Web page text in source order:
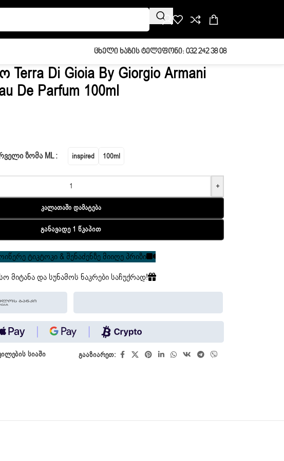
Ცხელი Ხაზის Ტელეფონი: 032 242 38 08
Terra Di Gioia By Giorgio Armani
De Parfum 100ml
ᲖᲝᲛᲐ ML inspired 100ml
+
Კალათაში Დამატება
Განავადე 1 Წკაპით
ტიკტოკი & შენაძენზე მიიღე პრიზი
მიტანა და სუნამოს ნაკრები საჩუქრად!
სიაში გააზიარეთ: